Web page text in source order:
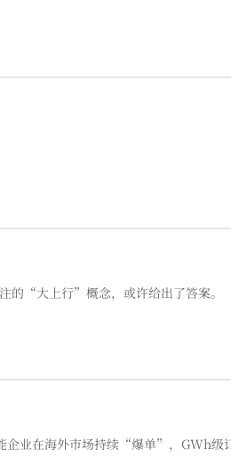
的“大上行”概念，或许给出了答案。
企业在海外市场持续“爆单”，GWh